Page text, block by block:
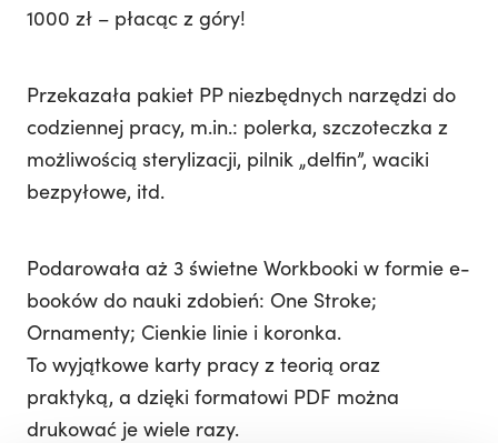
1000 zł – płacąc z góry!
Przekazała pakiet PP niezbędnych narzędzi do
codziennej pracy, m.in.: polerka, szczoteczka z
możliwością sterylizacji, pilnik „delfin”, waciki
bezpyłowe, itd.
Podarowała aż 3 świetne Workbooki w formie e-
booków do nauki zdobień: One Stroke;
Ornamenty; Cienkie linie i koronka.
To wyjątkowe karty pracy z teorią oraz
praktyką, a dzięki formatowi PDF można
drukować je wiele razy.